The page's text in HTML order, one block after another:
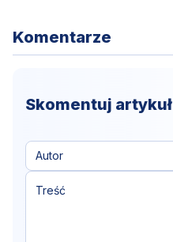
Komentarze
Skomentuj artykuł